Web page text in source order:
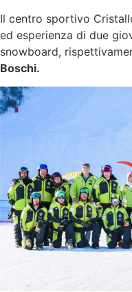
Il centro sportivo
ed esperienza di due
snowboard,
Boschi.